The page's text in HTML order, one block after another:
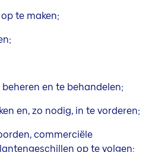
te maken;
en te behandelen;
en, zo nodig, in te vorderen;
commerciële
op te volgen;